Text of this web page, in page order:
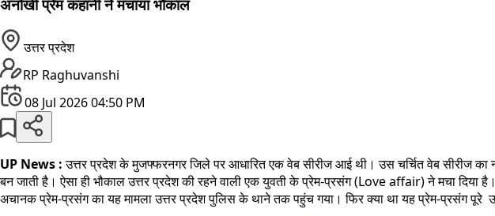
अनोखी प्रेम कहानी ने मचाया भौकाल
उत्तर प्रदेश
RP Raghuvanshi
08 Jul 2026 04:50 PM
UP News :उत्तर प्रदेश के मुजफ्फरनगर जिले पर आधारित एक वेब सीरीज आई थी। उस चर्चित वेब सीरीज का
बन जाती है। ऐसा ही भौकाल उत्तर प्रदेश की रहने वाली एक युवती के प्रेम-प्रसंग (Love affair) ने मचा दिया
अचानक प्रेम-प्रसंग का यह मामला उत्तर प्रदेश पुलिस के थाने तक पहुंच गया। फिर क्या था यह प्रेम-प्रसंग पूरे